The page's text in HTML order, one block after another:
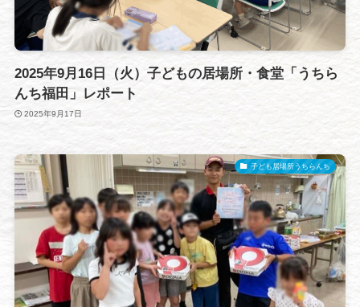
2025年9月16日（火）子どもの居場所・食堂「うちら
んち福田」レポート
2025年9月17日
子ども居場所うちらんち